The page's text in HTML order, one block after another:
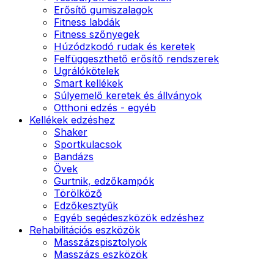
Erősítő gumiszalagok
Fitness labdák
Fitness szőnyegek
Húzódzkodó rudak és keretek
Felfüggeszthető erősítő rendszerek
Ugrálókötelek
Smart kellékek
Súlyemelő keretek és állványok
Otthoni edzés - egyéb
Kellékek edzéshez
Shaker
Sportkulacsok
Bandázs
Övek
Gurtnik, edzőkampók
Törölköző
Edzőkesztyűk
Egyéb segédeszközök edzéshez
Rehabilitációs eszközök
Masszázspisztolyok
Masszázs eszközök